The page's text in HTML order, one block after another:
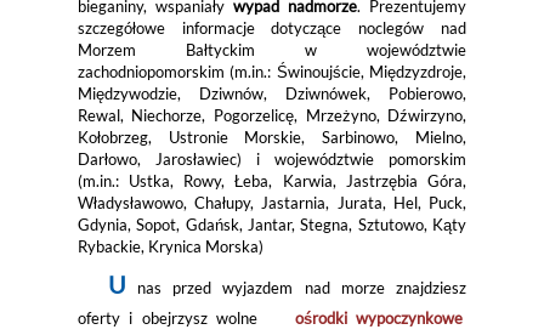
bieganiny, wspaniały wypad nadmorze. Prezentujemy
szczegółowe informacje dotyczące noclegów nad
Morzem Bałtyckim w województwie
zachodniopomorskim (m.in.: Świnoujście, Międzyzdroje,
Międzywodzie, Dziwnów, Dziwnówek, Pobierowo,
Rewal, Niechorze, Pogorzelicę, Mrzeżyno, Dźwirzyno,
Kołobrzeg, Ustronie Morskie, Sarbinowo, Mielno,
Darłowo, Jarosławiec) i województwie pomorskim
(m.in.: Ustka, Rowy, Łeba, Karwia, Jastrzębia Góra,
Władysławowo, Chałupy, Jastarnia, Jurata, Hel, Puck,
Gdynia, Sopot, Gdańsk, Jantar, Stegna, Sztutowo, Kąty
Rybackie, Krynica Morska)
U nas przed wyjazdem nad morze znajdziesz
oferty i obejrzysz wolne
ośrodki wypoczynkowe